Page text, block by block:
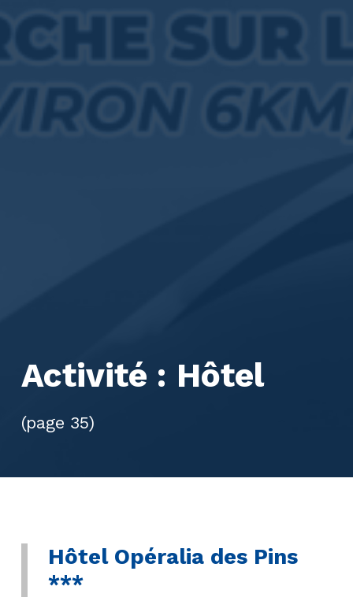
Activité : Hôtel
(page 35)
Hôtel Opéralia des Pins
***